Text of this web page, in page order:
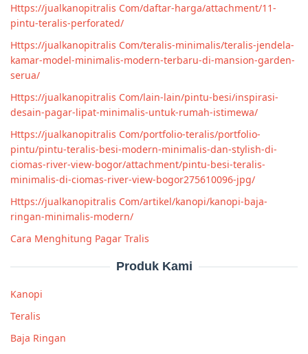
Https://jualkanopitralis Com/daftar-harga/attachment/11-
pintu-teralis-perforated/
Https://jualkanopitralis Com/teralis-minimalis/teralis-jendela-
kamar-model-minimalis-modern-terbaru-di-mansion-garden-
serua/
Https://jualkanopitralis Com/lain-lain/pintu-besi/inspirasi-
desain-pagar-lipat-minimalis-untuk-rumah-istimewa/
Https://jualkanopitralis Com/portfolio-teralis/portfolio-
pintu/pintu-teralis-besi-modern-minimalis-dan-stylish-di-
ciomas-river-view-bogor/attachment/pintu-besi-teralis-
minimalis-di-ciomas-river-view-bogor275610096-jpg/
Https://jualkanopitralis Com/artikel/kanopi/kanopi-baja-
ringan-minimalis-modern/
Cara Menghitung Pagar Tralis
Produk Kami
Kanopi
Teralis
Baja Ringan